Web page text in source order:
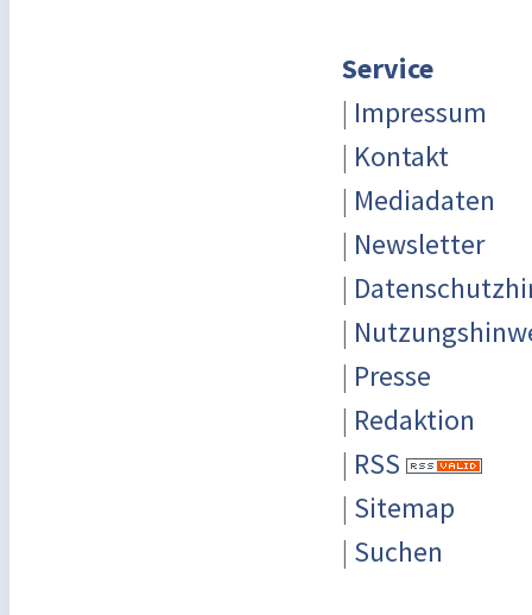
Service
| Impressum
| Kontakt
| Mediadaten
| Newsletter
|
|
| Presse
| Redaktion
| RSS
| Sitemap
| Suchen